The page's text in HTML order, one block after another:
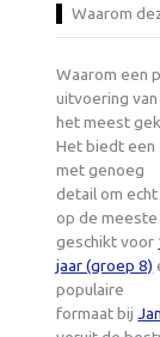
Waarom
Waarom een
uitvoering
het meest
Het biedt een
met genoeg
detail om
op de
geschikt voor
jaar (groep 8)
populaire
formaat bij